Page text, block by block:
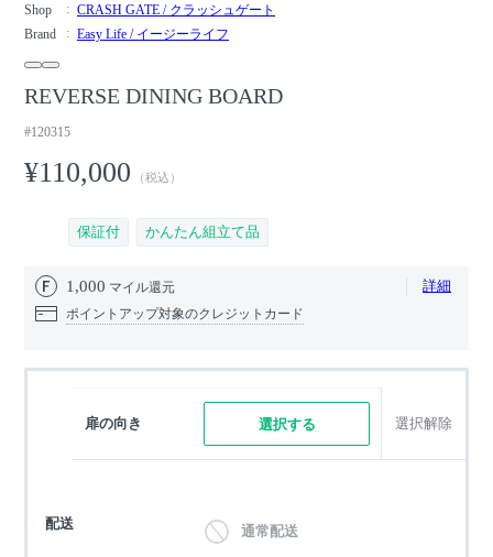
Shop
CRASH GATE / クラッシュゲート
Brand
Easy Life / イージーライフ
REVERSE DINING BOARD
#120315
¥110,000 （税込）
保証付 かんたん組立て品
1,000 マイル還元 詳細
ポイントアップ対象のクレジットカード
扉の向き 選択する 選択解除
配送 通常配送